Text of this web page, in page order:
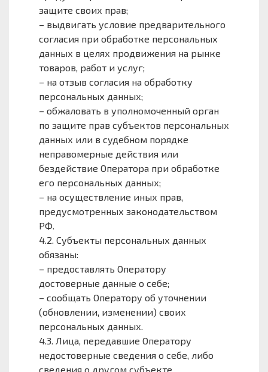
защите своих прав;
– выдвигать условие предварительного
согласия при обработке персональных
данных в целях продвижения на рынке
товаров, работ и услуг;
– на отзыв согласия на обработку
персональных данных;
– обжаловать в уполномоченный орган
по защите прав субъектов персональных
данных или в судебном порядке
неправомерные действия или
бездействие Оператора при обработке
его персональных данных;
– на осуществление иных прав,
предусмотренных законодательством
РФ.
4.2. Субъекты персональных данных
обязаны:
– предоставлять Оператору
достоверные данные о себе;
– сообщать Оператору об уточнении
(обновлении, изменении) своих
персональных данных.
4.3. Лица, передавшие Оператору
недостоверные сведения о себе, либо
сведения о другом субъекте